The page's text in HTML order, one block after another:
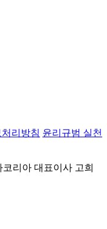
리방침 윤리규범 실천
리아 대표이사 고희